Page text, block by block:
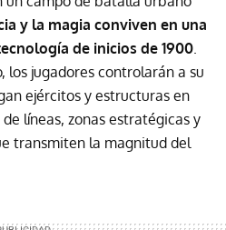
y la magia conviven en una
de inicios de 1900
los jugadores controlarán a su
ejércitos y estructuras en
líneas, zonas estratégicas y
transmiten la magnitud del